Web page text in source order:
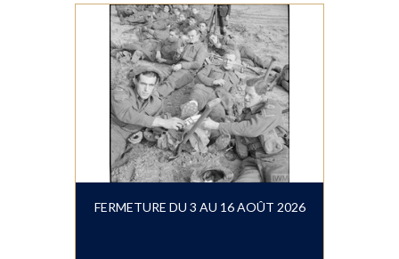
FERMETURE DU 3 AU 16 AOÛT 2026